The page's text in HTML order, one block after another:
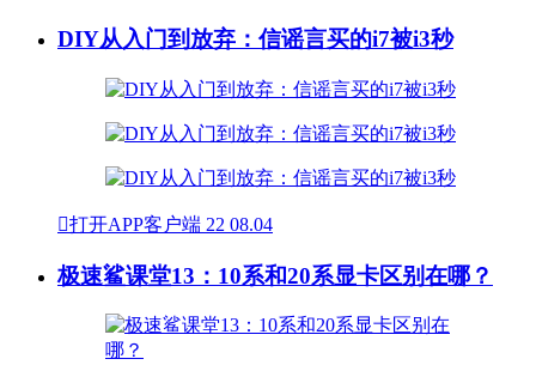
DIY从入门到放弃：信谣言买的i7被i3秒
打开APP客户端 22 08.04
极速鲨课堂13：10系和20系显卡区别在哪？